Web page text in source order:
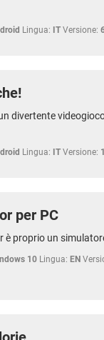
Lingua: IT Versione:
divertente
Lingua: IT Versione:
per PC
è proprio un
10 Lingua: EN